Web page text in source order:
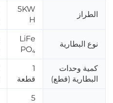
الطراز
5KW
H
نوع البطارية
LiFe
PO₄
كمية وحدات
البطارية (قطع)
1
قطعة
5